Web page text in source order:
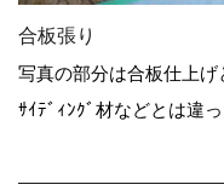
合板張り
写真の部分は合板仕上げ
ｻｲﾃﾞｨﾝｸﾞ材などとは違